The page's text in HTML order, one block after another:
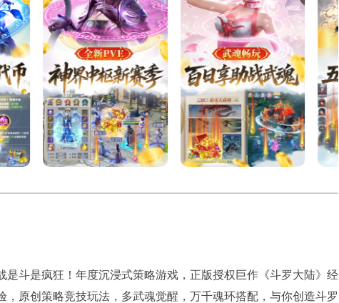
是斗是疯狂！年度沉浸式策略游戏，正版授权巨作《斗罗大陆》经
原创策略竞技玩法，多武魂觉醒，万千魂环搭配，与你创造斗罗